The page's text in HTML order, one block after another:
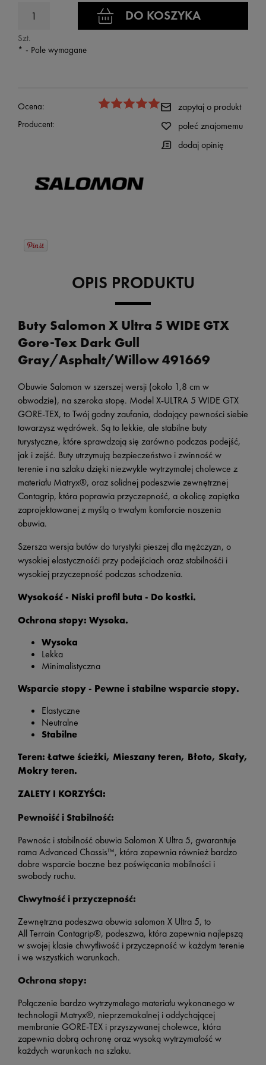
Szt.
DO KOSZYKA
* - Pole wymagane
Ocena:
Producent:
zapytaj o produkt
poleć znajomemu
dodaj opinię
OPIS PRODUKTU
Buty Salomon X Ultra 5 WIDE GTX
Gore-Tex Dark Gull
Gray/Asphalt/Willow 491669
Obuwie Salomon w szerszej wersji (około 1,8 cm w
obwodzie), na szeroka stopę. Model X-ULTRA 5 WIDE GTX
GORE-TEX, to Twój godny zaufania, dodający pewności siebie
towarzysz wędrówek. Są to lekkie, ale stabilne buty
turystyczne, które sprawdzają się zarówno podczas podejść,
jak i zejść. Buty utrzymują bezpieczeństwo i zwinność w
terenie i na szlaku dzięki niezwykle wytrzymałej cholewce z
materiału Matryx®, oraz solidnej podeszwie zewnętrznej
Contagrip, która poprawia przyczepność, a okolicę zapiętka
zaprojektowanej z myślą o trwałym komforcie noszenia
obuwia.
Szersza wersja butów do turystyki pieszej dla mężczyzn, o
wysokiej elastycznośći przy podejściach oraz stabilnośći i
wysokiej przyczepność podczas schodzenia.
Wysokość - Niski profil buta - Do kostki.
Ochrona stopy: Wysoka.
Wysoka
Lekka
Minimalistyczna
Wsparcie stopy - Pewne i stabilne wsparcie stopy.
Elastyczne
Neutralne
Stabilne
Teren: Łatwe ścieżki, Mieszany teren, Błoto, Skały,
Mokry teren.
ZALETY I KORZYŚCI:
Pewnoiść i Stabilność:
Pewnośc i stabilność obuwia Salomon X Ultra 5, gwarantuje
rama Advanced Chassis™, która zapewnia również bardzo
dobre wsparcie boczne bez poświęcania mobilności i
swobody ruchu.
Chwytność i przyczepność:
Zewnętrzna podeszwa obuwia salomon X Ultra 5, to
All Terrain Contagrip®, podeszwa, która zapewnia najlepszą
w swojej klasie chwytliwość i przyczepność w każdym terenie
i we wszystkich warunkach.
Ochrona stopy:
Połączenie bardzo wytrzymałego materiału wykonanego w
technologii Matryx®, nieprzemakalnej i oddychającej
membranie GORE-TEX i przyszywanej cholewce, która
zapewnia dobrą ochronę oraz wysoką wytrzymałość w
każdych warunkach na szlaku.